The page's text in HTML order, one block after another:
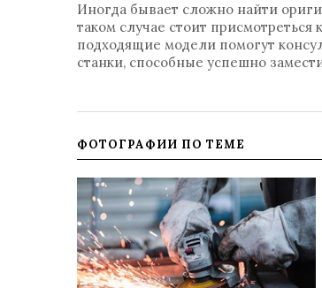
Иногда бывает сложно найти
таком случае стоит
подходящие модели помогут
станки, способные успешно
ФОТОГРАФИИ ПО ТЕМЕ